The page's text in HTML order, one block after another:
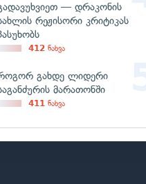
— დრაკონის
რეჟისორი კრიტიკას
412 ნახვა
გახდე ლიდერი
მარათონში
411 ნახვა